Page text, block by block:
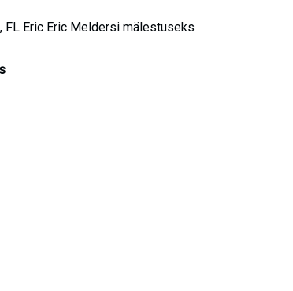
FL Eric Eric Meldersi mälestuseks